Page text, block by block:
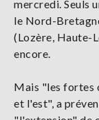
mercredi. Seuls
le Nord-
(Lozère, Haute-
encore.
Mais "les fortes
et l'est", a